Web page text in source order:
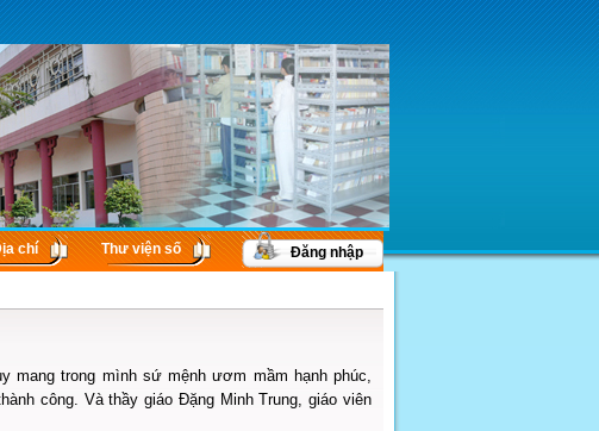
chí Thư viện số Đăng nhập
mang trong mình sứ mệnh ươm mầm hạnh phúc,
công. Và thầy giáo Đặng Minh Trung, giáo viên